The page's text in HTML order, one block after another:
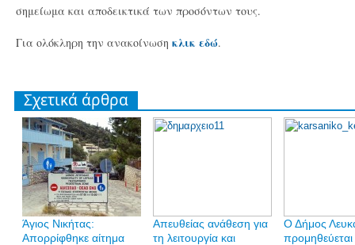
σημείωμα και αποδεικτικά των προσόντων τους.
Για ολόκληρη την ανακοίνωση κλικ εδώ.
Σχετικά άρθρα
Άγιος Νικήτας:
Απορρίφθηκε αίτημα
Απευθείας ανάθεση για
τη λειτουργία και
Ο Δήμος